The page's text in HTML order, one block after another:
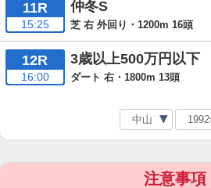
11R
15:25
仲冬S
芝 右 外回り・1200m 16頭
12R
16:00
3歳以上500万円以下
ダート 右・1800m 13頭
注意事項